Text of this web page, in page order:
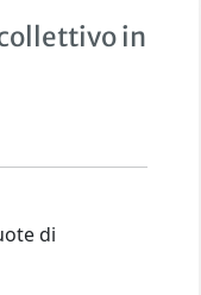
in
di